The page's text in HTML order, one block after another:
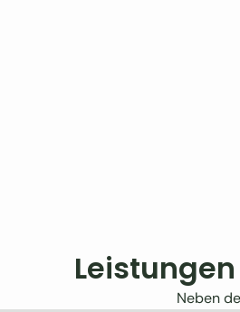
Neben